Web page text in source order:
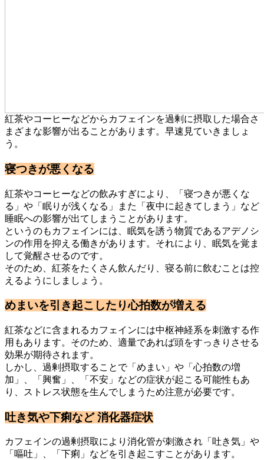
紅茶やコーヒーなどからカフェインを過剰に摂取した場合さ
まざまな影響が出ることがあります。早速見ていきましょ
う。
寝つきが悪くなる
紅茶やコーヒーなどの飲みすぎにより、「寝つきが悪くな
る」や「眠りが浅くなる」また「夜中に起きてしまう」など
睡眠への影響が出てしまうことがあります。
というのもカフェインには、眠気を誘う物質であるアデノシ
ンの作用を抑える働きがあります。それにより、眠気を覚ま
して覚醒させるのです。
そのため、紅茶をたくさん飲んだり、寝る前に飲むことは控
えるようにしましょう。
めまいを引き起こしたり心拍数が増える
紅茶などに含まれるカフェインには中枢神経系を刺激する作
用もあります。そのため、適量であれば頭をすっきりさせる
効果が期待されます。
しかし、過剰摂取することで「めまい」や「心拍数の増
加」、「興奮」、「不安」などの症状が起こる可能性もあ
り、ストレス状態を生んでしまうため注意が必要です。
吐き気や下痢など 消化器症状
カフェインの過剰摂取により消化管が刺激され「吐き気」や
「嘔吐」、「下痢」などを引き起こすことがあります。